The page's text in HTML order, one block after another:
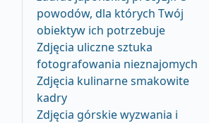
powodów, dla których Twój
obiektyw ich potrzebuje
Zdjęcia uliczne sztuka
fotografowania nieznajomych
Zdjęcia kulinarne smakowite
kadry
Zdjęcia górskie wyzwania i